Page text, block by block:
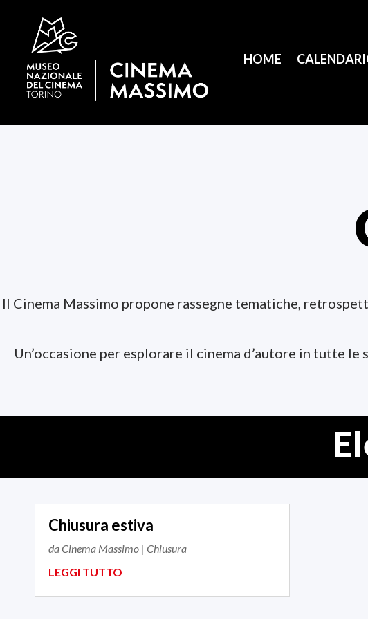
HOME
Il Cinema Massimo propone rassegne tematiche,
Un’occasione per esplorare il cinema d’autore in tutte
Chiusura estiva
daCinema Massimo | Chiusura
LEGGI TUTTO